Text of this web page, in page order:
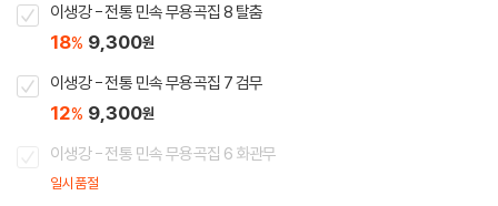
이생강 - 전통 민속 무용곡집 8 탈춤
18% 9,300원
이생강 - 전통 민속 무용곡집 7 검무
12% 9,300원
이생강 - 전통 민속 무용곡집 6 화관무
일시품절